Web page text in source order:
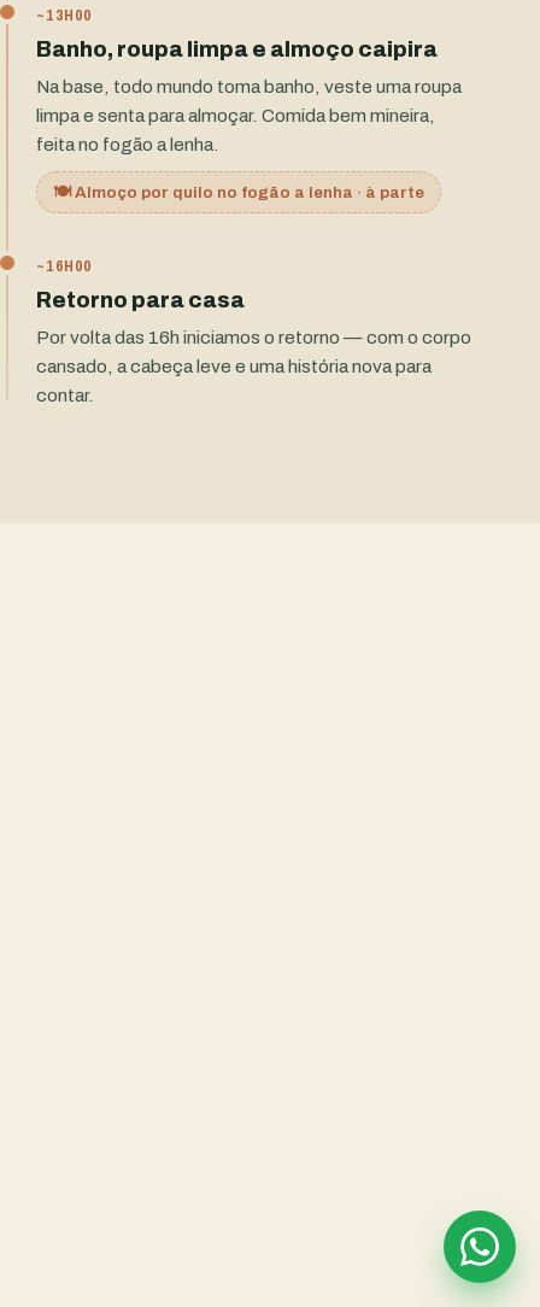
~13H00
Banho, roupa limpa e almoço caipira
Na base, todo mundo toma banho, veste uma roupa
limpa e senta para almoçar. Comida bem mineira,
feita no fogão a lenha.
🍽️ Almoço por quilo no fogão a lenha · à parte
~16H00
Retorno para casa
Por volta das 16h iniciamos o retorno — com o corpo
cansado, a cabeça leve e uma história nova para
contar.